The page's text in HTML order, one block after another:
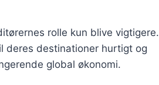
rolle kun blive vigtigere.
deres destinationer hurtigt og
global økonomi.